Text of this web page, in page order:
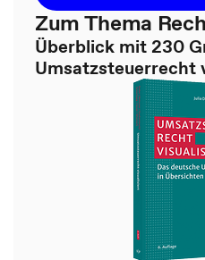
Zum Thema
Überblick mit 230
Umsatzsteuerrecht